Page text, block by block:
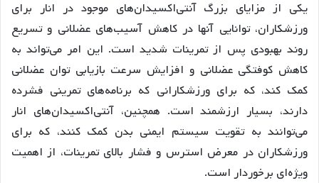
یکی از مزایای بزرگ آنتی‌اکسیدان‌های موجود در انار برای
ورزشکاران، توانایی آنها در کاهش آسیب‌های عضلانی و تسریع
روند بهبودی پس از تمرینات شدید است. این امر می‌تواند به
کاهش کوفتگی عضلانی و افزایش سرعت بازیابی توان عضلانی
کمک کند، که برای ورزشکارانی که برنامه‌های تمرینی فشرده
دارند، بسیار ارزشمند است. همچنین، آنتی‌اکسیدان‌های انار
می‌توانند به تقویت سیستم ایمنی بدن کمک کنند، که برای
ورزشکاران در معرض استرس و فشار بالای تمرینات، از اهمیت
ویژه‌ای برخوردار است.